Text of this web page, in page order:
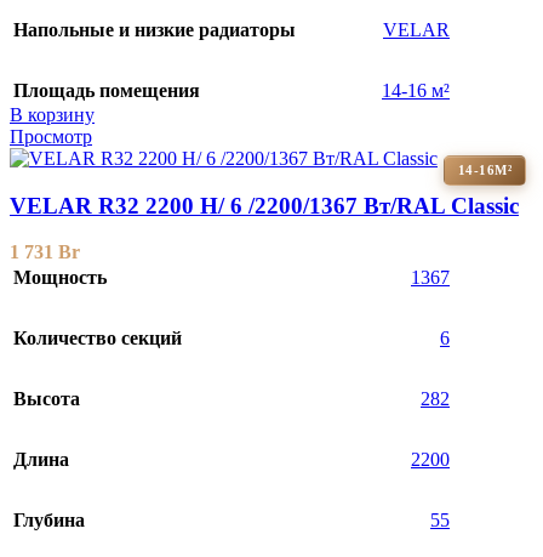
Напольные и низкие радиаторы VELAR
Площадь помещения
14-16 м²
В корзину
Просмотр
14-16М²
VELAR R32 2200 H/ 6 /2200/1367 Вт/RAL Classic
1 731 Br
Мощность
1367
Количество секций 6
Высота 282
Длина 2200
Глубина 55